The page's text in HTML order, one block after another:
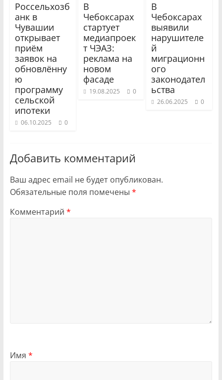
Россельхозб
анк в
Чувашии
открывает
приём
заявок на
обновлённу
ю
программу
сельской
ипотеки
06.10.2025 0
В
Чебоксарах
стартует
медиапроек
т ЧЭАЗ:
реклама на
новом
фасаде
19.08.2025 0
В
Чебоксарах
выявили
нарушителе
й
миграционн
ого
законодател
ьства
26.06.2025 0
Добавить комментарий
Ваш адрес email не будет опубликован.
Обязательные поля помечены *
Комментарий *
Имя *